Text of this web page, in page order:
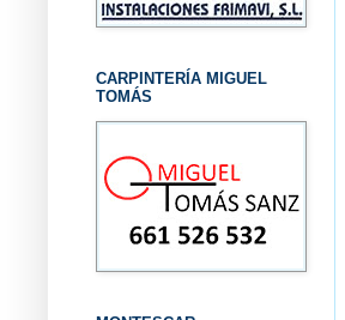
CARPINTERÍA MIGUEL
TOMÁS